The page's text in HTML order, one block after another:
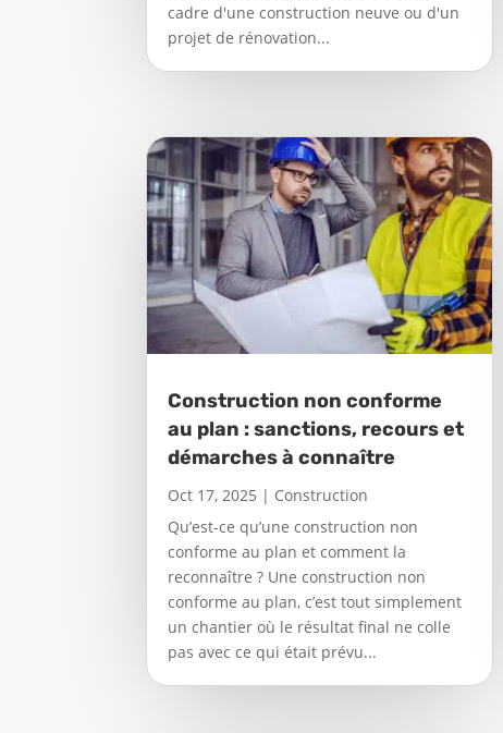
cadre d'une construction neuve ou d'un
projet de rénovation...
Construction non conforme
au plan : sanctions, recours et
démarches à connaître
Oct 17, 2025 | Construction
Qu’est-ce qu’une construction non
conforme au plan et comment la
reconnaître ? Une construction non
conforme au plan, c’est tout simplement
un chantier où le résultat final ne colle
pas avec ce qui était prévu...